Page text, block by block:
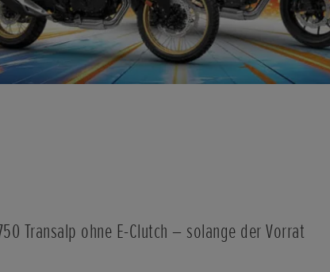
Transalp ohne E-Clutch – solange der Vorrat